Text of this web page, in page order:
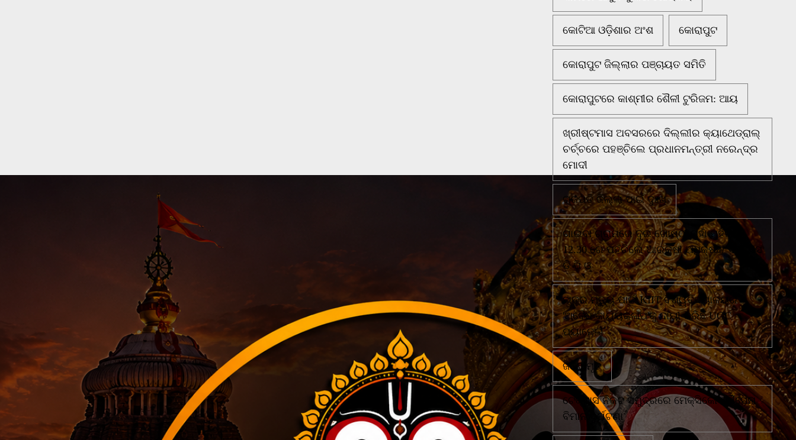
କୋଟିଆ ଓଡ଼ିଶାର ଅଂଶ କୋରାପୁଟ
କୋରାପୁଟ ଜିଲ୍ଲାର ପଞ୍ଚାୟତ ସମିତି
କୋରାପୁଟରେ କାଶ୍ମୀର ଶୈଳୀ ଟୁରିଜମ: ଆୟ
ଖ୍ରୀଷ୍ଟମାସ ଅବସରରେ ଦିଲ୍ଲୀର କ୍ୟାଥେଡ୍ରାଲ୍
ଚର୍ଚ୍ଚରେ ପହଞ୍ଚିଲେ ପ୍ରଧାନମନ୍ତ୍ରୀ ନରେନ୍ଦ୍ର
ମୋଦୀ
ଗଜପତି ଜିଲ୍ଲା ପାଇଁ ଦୁଃଖ
ଗାଇବା ଗ୍ରାମରେ ଦୁଇ ଗୋଷ୍ଠୀ ମୁହାଁ ମୁହିଁରାତି
12.30 ରେ ପହଁଚିଲେ ଆରକ୍ଷୀ ଅଧିକ୍ଷକ ଏବଂ ଏସ
ଡି ପି ଓ
ଛାତ୍ର ମୃତ୍ୟୁ ପାଇଁ KIIT ବିଶ୍ୱବିଦ୍ୟାଳୟର
'ଅବୈଧ କାର୍ଯ୍ୟକଳାପ'କୁ ଦାୟୀ କରିଛି UGC
ପ୍ୟାନେଲ
ଜଣେ ମୃତ
ଟେକ୍ସାସ ନିକଟ ସମୁଦ୍ରରେ ମେକ୍ସିକୋ ନୌସେନା
ବିମାନ ଦୁର୍ଘଟଣା